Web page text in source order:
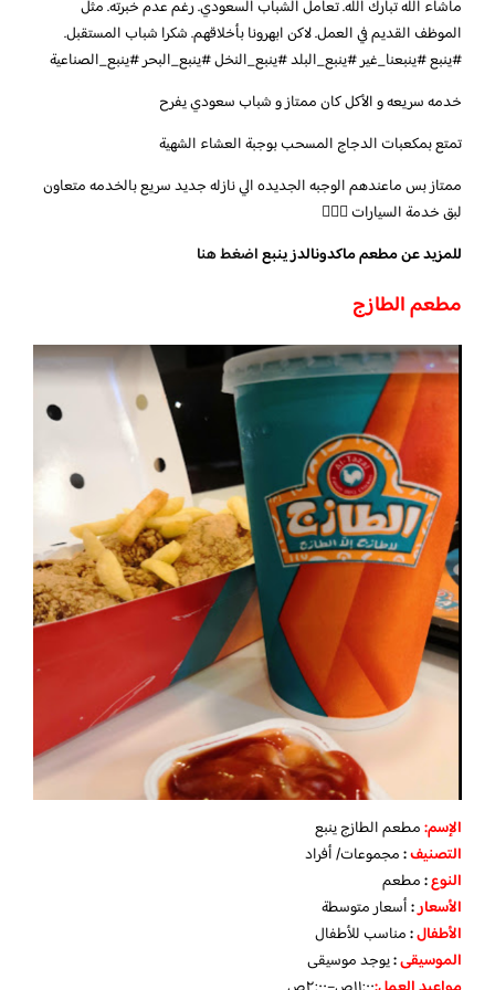
ماشاء الله تبارك الله. تعامل الشباب السعودي. رغم عدم خبرته. مثل
الموظف القديم في العمل. لاكن ابهرونا بأخلاقهم. شكرا شباب المستقبل.
#ينبع #ينبعنا_غير #ينبع_البلد #ينبع_النخل #ينبع_البحر #ينبع_الصناعية
خدمه سريعه و الأكل كان ممتاز و شباب سعودي يفرح
تمتع بمكعبات الدجاج المسحب بوجبة العشاء الشهية
ممتاز بس ماعندهم الوجبه الجديده الي نازله جديد سريع بالخدمه متعاون
لبق خدمة السيارات 👍🏼💙
للمزيد عن مطعم ماكدونالدز ينبعاضغط هنا
مطعم الطازج
الإسم:مطعم الطازج ينبع
التصنيف:مجموعات/ أفراد
النوع:مطعم
الأسعار:أسعار متوسطة
الأطفال:مناسب للأطفال
الموسيقى:يوجد موسيقى